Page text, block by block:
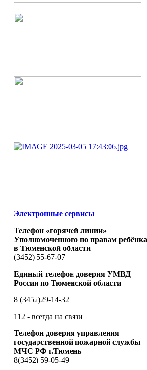
Электронные сервисы
Телефон «горячей линии»
Уполномоченного по правам ребёнка
в Тюменской области
(3452) 55-67-07
Единый телефон доверия УМВД
России по Тюменской области
8 (3452)29-14-32
112 - всегда на связи
Телефон доверия управления
государственной пожарной службы
МЧС РФ г.Тюмень
8(3452) 59-05-49